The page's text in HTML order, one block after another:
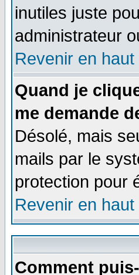
inutiles juste
administrateur
Revenir en haut
Quand je
me demande
Désolé, mais
mails par le
protection pour
Revenir en haut
Comment